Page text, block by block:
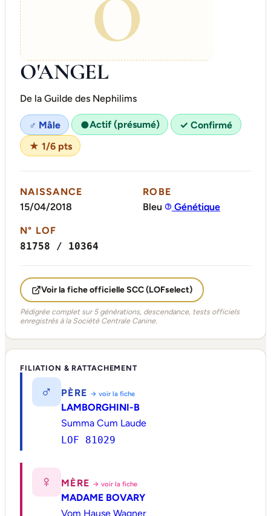
O
O'ANGEL
De la Guilde des Nephilims
♂ Mâle ●Actif (présumé)
✓ Confirmé
★ 1/6 pts
NAISSANCE
15/04/2018
ROBE
Bleu
Génétique
N° LOF
81758 / 10364
Voir la fiche officielle SCC (LOFselect)
Pédigrée complet sur 5 générations, descendance, tests officiels
enregistrés à la Société Centrale Canine.
FILIATION & RATTACHEMENT
♂ PÈRE → voir la fiche
LAMBORGHINI-B
Summa Cum Laude
LOF 81029
♀ MÈRE → voir la fiche
MADAME BOVARY
Vom Hause Wagner